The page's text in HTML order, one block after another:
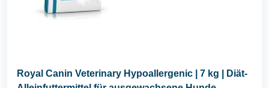
Royal Canin Veterinary Hypoallergenic | 7 kg | Diät-